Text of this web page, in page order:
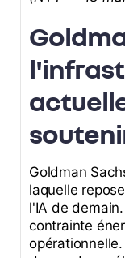
Goldman
laquelle
l'IA de
contrainte